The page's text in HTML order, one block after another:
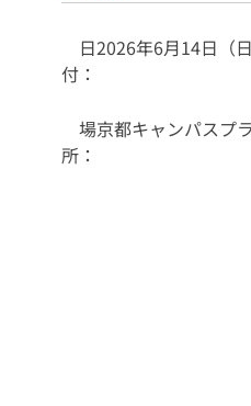
日
付：
2026年6月14日（
場
所：
京都キャンパスプ